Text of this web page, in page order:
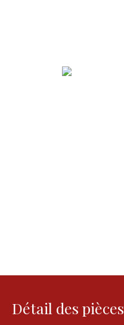
Détail des pièces